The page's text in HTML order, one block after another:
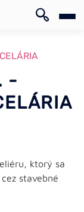
-
ktorý sa
stavebné